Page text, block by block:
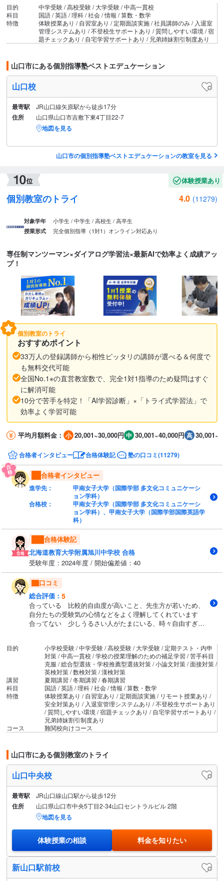
目的
中学受験 / 高校受験 / 大学受験 / 中高一貫校
科目
国語 / 英語 / 理科 / 社会 / 情報 / 算数・数学
特徴
体験授業あり / 自習室あり / 定期面談実施 / 社員講師のみ / 入退室
管理システムあり / 不登校生サポートあり / 質問しやすい環境 / 宿
題チェックあり / 自宅学習サポートあり / 兄弟姉妹割引制度あり
山口市にある個別指導塾ベストエデュケーション
山口校
最寄駅 JR山口線矢原駅から徒歩17分
住所 山口県山口市吉敷下東4丁目22-7
地図を見る
山口市の個別指導塾ベストエデュケーションの教室を見る
体験授業あり
個別教室のトライ 4.0 (11279)
対象学年 小学生 / 中学生 / 高校生 / 高卒生
授業形式 完全個別指導（1対1） オンライン対応あり
専任制マンツーマン×ダイアログ学習法×最新AIで効率よく成績アッ
プ！
個別教室のトライ
おすすめポイント
33万人の登録講師から相性ピッタリの講師が選べる＆何度で
も無料交代可能
全国No.1※の直営教室数で、完全1対1指導のため疑問はすぐ
に解消可能
10分で苦手を特定！「AI学習診断」×「トライ式学習法」で
効率よく学習可能
平均月額料金： 20,001~30,000円 30,001~40,000円
合格者インタビュー 合格体験記 塾の口コミ(11279)
合格者インタビュー
進学先：
甲南女子大学（国際学部 多文化コミュニケーシ
ョン学科）
合格校：
甲南女子大学（国際学部 多文化コミュニケーシ
ョン学科）、甲南女子大学（国際学部国際英語学
科）
合格体験記
北海道教育大学附属旭川中学校 合格
受験年度：2024年度 / 開始偏差値：40
口コミ
総合評価： 5
合っている 比較的自由度が高いこと、先生方が若いため、
自分たちの受験気の心情などをよく理解してくれています
合ってない 少しうるさい人がたまにいる、時々自由すぎる
目的
小学校受験 / 中学受験 / 高校受験 / 大学受験 / 定期テスト・内申
対策 / 中高一貫校 / 学校の授業理解のための補足学習 / 苦手科目
克服 / 総合型選抜・学校推薦型選抜対策 / 小論文対策 / 面接対策 /
英検対策 / 数検対策 / 漢検対策
講習
夏期講習 / 冬期講習 / 春期講習
科目
国語 / 英語 / 理科 / 社会 / 情報 / 算数・数学
特徴
体験授業あり / 自習室あり / 定期面談実施 / リモート授業あり /
安全対策あり / 入退室管理システムあり / 不登校生サポートあり
/ 質問しやすい環境 / 宿題チェックあり / 自宅学習サポートあり /
兄弟姉妹割引制度あり
コース
難関校向けコース
山口市にある個別教室のトライ
山口中央校
最寄駅 JR山口線山口駅から徒歩12分
住所 山口県山口市中央5丁目2-34山口セントラルビル 2階
地図を見る
体験授業の相談 料金を知りたい
新山口駅前校